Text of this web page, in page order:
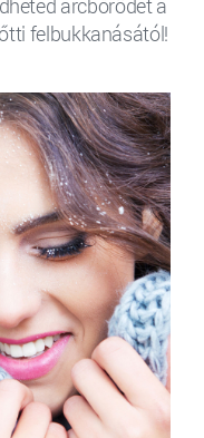
arcbőrödet a
felbukkanásától!